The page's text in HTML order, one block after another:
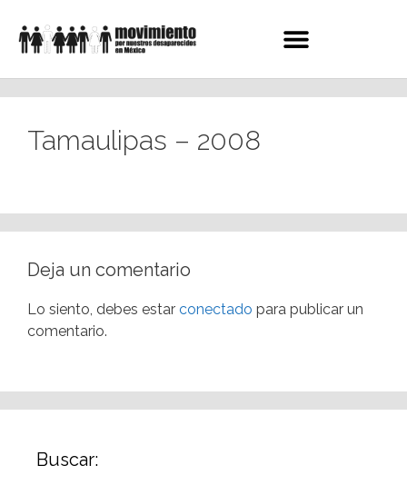
Tamaulipas – 2008
Deja un comentario
Lo siento, debes estar conectado para publicar un
comentario.
Buscar: